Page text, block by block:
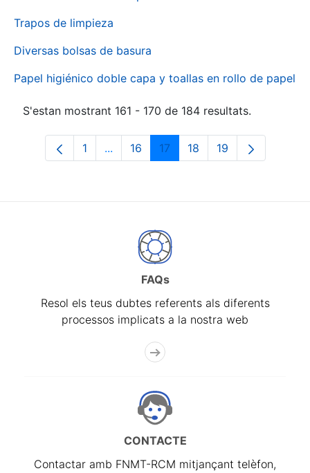
Trapos de limpieza
Diversas bolsas de basura
Papel higiénico doble capa y toallas en rollo de papel
S'estan mostrant 161 - 170 de 184 resultats.
Pàgina
1 ...Pàgines intermèdies Utilitzeu TAB per
Pàgina
16 Pàgina
17 Pàgina
18 Pàgina
19
FAQs
Resol els teus dubtes referents als diferents
processos implicats a la nostra web
CONTACTE
Contactar amb FNMT-RCM mitjançant telèfon,